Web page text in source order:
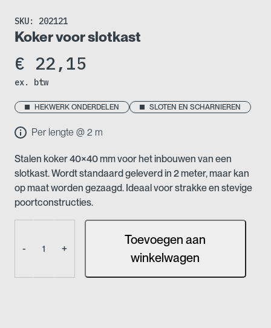
SKU: 202121
Koker voor slotkast
€ 22,15
ex. btw
HEKWERK ONDERDELEN SLOTEN EN SCHARNIEREN
Per lengte @ 2 m
Stalen koker 40×40 mm voor het inbouwen van een
slotkast. Wordt standaard geleverd in 2 meter, maar kan
op maat worden gezaagd. Ideaal voor strakke en stevige
poortconstructies.
-
slotkast
+
Toevoegen aan
winkelwagen